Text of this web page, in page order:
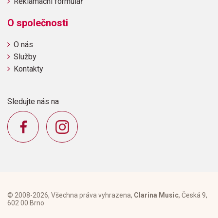
O společnosti
O nás
Služby
Kontakty
Sledujte nás na
© 2008-2026, Všechna práva vyhrazena, Clarina Music, Česká 9,
602 00 Brno